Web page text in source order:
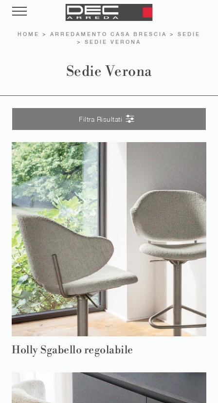
HOME > ARREDAMENTO CASA BRESCIA > SEDIE
> SEDIE VERONA
Sedie Verona
Filtra Risultati
Holly Sgabello regolabile